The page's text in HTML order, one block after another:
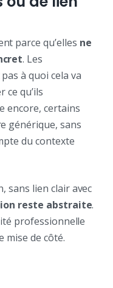
parce qu’elles ne
. Les
à quoi cela va
ce qu’ils
encore, certains
générique, sans
du contexte
sans lien clair avec
reste abstraite.
professionnelle
de côté.